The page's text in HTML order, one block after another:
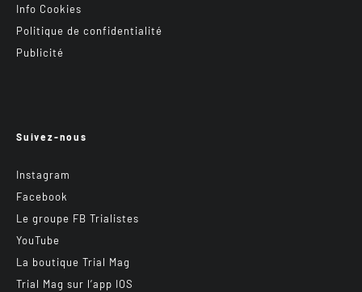
Info Cookies
Politique de confidentialité
Publicité
Suivez-nous
Instagram
Facebook
Le groupe FB Trialistes
YouTube
La boutique Trial Mag
Trial Mag sur l’app IOS